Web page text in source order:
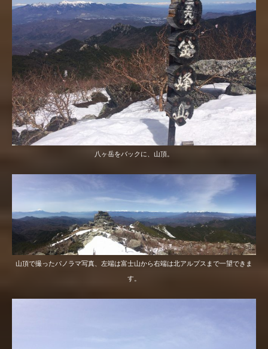
八ヶ岳をバックに、山頂。
山頂で撮ったパノラマ写真、左端は富士山から右端は北アルプスまで一望できま
す。